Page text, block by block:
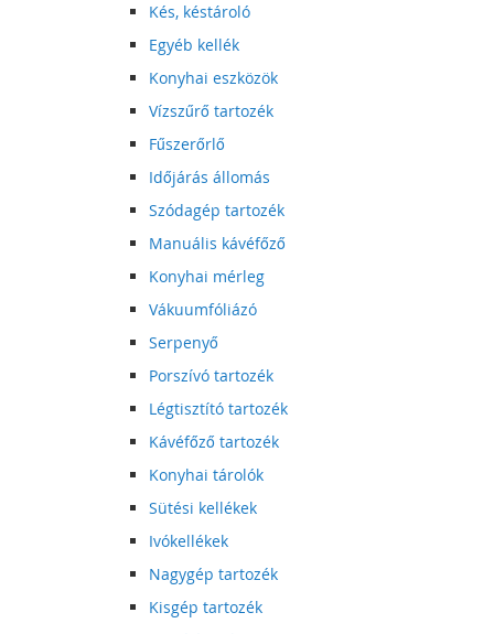
Kés, késtároló
Egyéb kellék
Konyhai eszközök
Vízszűrő tartozék
Fűszerőrlő
Időjárás állomás
Szódagép tartozék
Manuális kávéfőző
Konyhai mérleg
Vákuumfóliázó
Serpenyő
Porszívó tartozék
Légtisztító tartozék
Kávéfőző tartozék
Konyhai tárolók
Sütési kellékek
Ivókellékek
Nagygép tartozék
Kisgép tartozék